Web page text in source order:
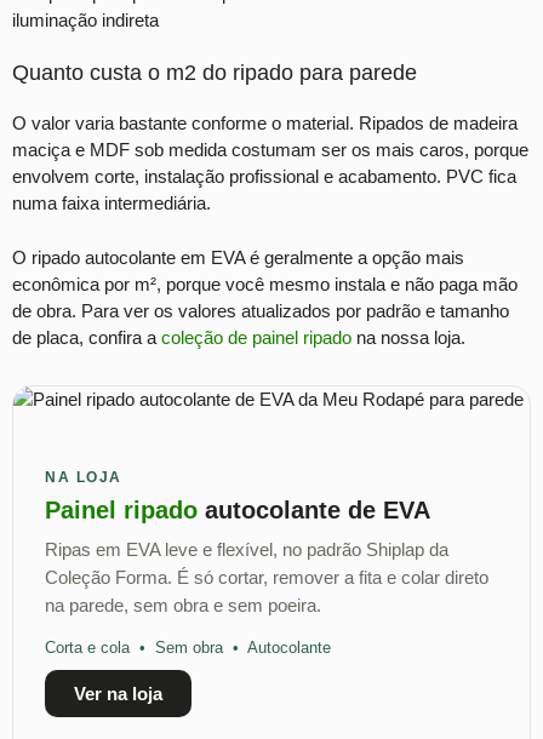
Quanto custa o m2 do ripado para parede
O valor varia bastante conforme o material. Ripados de madeira
maciça e MDF sob medida costumam ser os mais caros, porque
envolvem corte, instalação profissional e acabamento. PVC fica
numa faixa intermediária.
O ripado autocolante em EVA é geralmente a opção mais
econômica por m², porque você mesmo instala e não paga mão
de obra. Para ver os valores atualizados por padrão e tamanho
de placa, confira a coleção de painel ripado na nossa loja.
NA LOJA
Painel ripado autocolante de EVA
Ripas em EVA leve e flexível, no padrão Shiplap da
Coleção Forma. É só cortar, remover a fita e colar direto
na parede, sem obra e sem poeira.
Corta e cola • Sem obra • Autocolante
Ver na loja